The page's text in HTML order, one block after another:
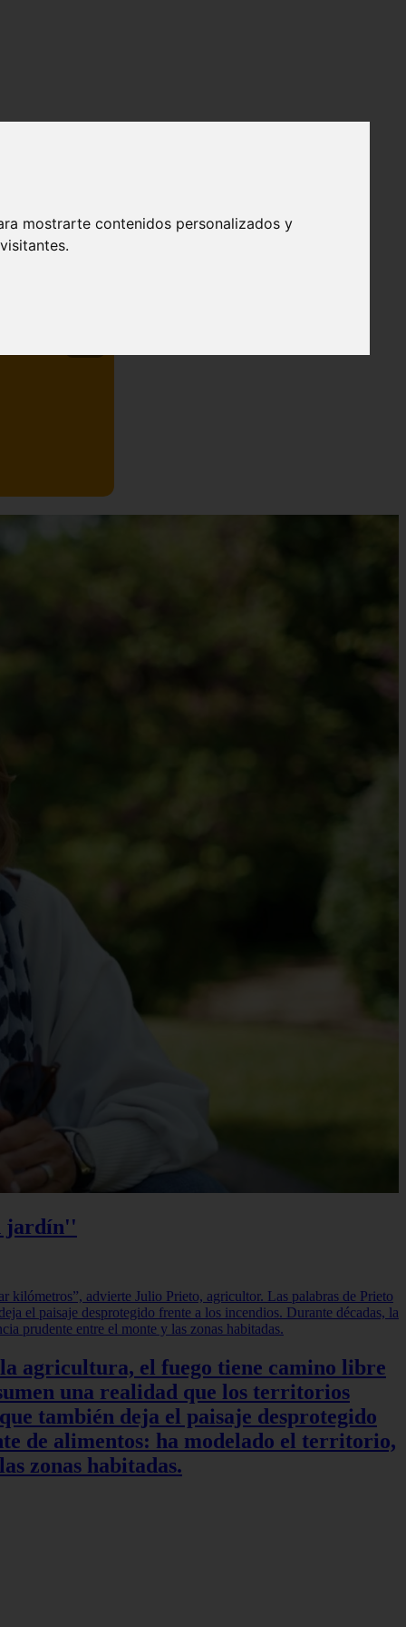
mostrarte contenidos personalizados y
jardín''
agricultura, el fuego tiene camino libre
una realidad que los territorios
también deja el paisaje desprotegido
de alimentos: ha modelado el territorio,
zonas habitadas.